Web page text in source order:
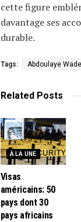
cette figure
davantage ses
durable.
Tags: Abdoulaye Wade
RelatedPosts
À LA UNE
Visas
américains: 50
pays dont 30
pays africains